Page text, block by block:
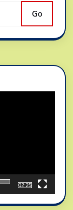
Go
02:25